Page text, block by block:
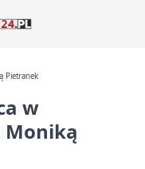
Pietranek
w
Moniką